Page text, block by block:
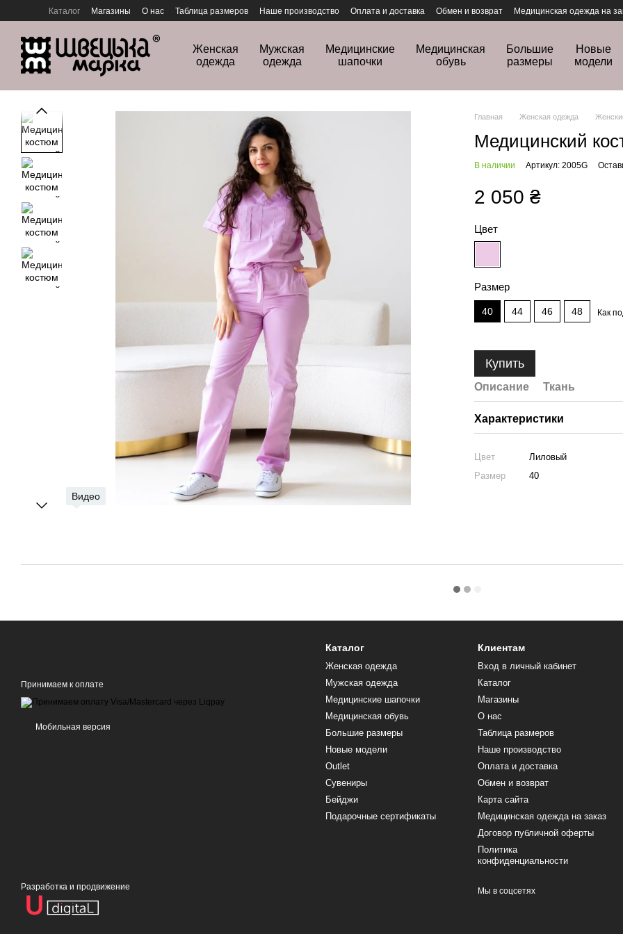
Перейти к основному контенту
Каталог Магазины О нас Таблица размеров Наше производство Оплата и доставка Обмен и возврат Медицинская одежда на
Женская
одежда
Мужская
одежда
Медицинские
шапочки
Медицинская
обувь
Большие
размеры
Новые
модели
Видео
Главная Женская одежда
Медицинский
В наличии Артикул: 2005G
2 050 ₴
Цвет
Размер
40 44 46 48 Как
Купить
Описание Ткань
Характеристики
Цвет
Лиловый
Размер
40
Принимаем к оплате
Мобильная версия
Разработка и продвижение
Каталог
Женская одежда
Мужская одежда
Медицинские шапочки
Медицинская обувь
Большие размеры
Новые модели
Outlet
Сувениры
Бейджи
Подарочные сертификаты
Клиентам
Вход в личный кабинет
Каталог
Магазины
О нас
Таблица размеров
Наше производство
Оплата и доставка
Обмен и возврат
Карта сайта
Медицинская одежда на заказ
Договор публичной оферты
Политика
конфиденциальности
Мы в соцсетях